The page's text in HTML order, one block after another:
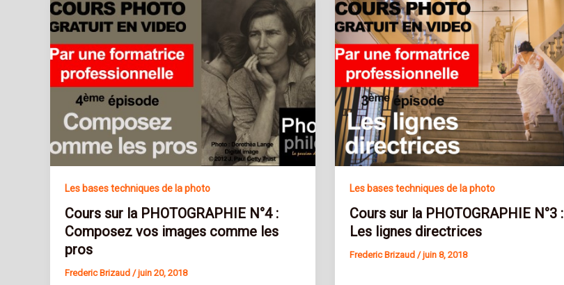
Les bases techniques de la photo
Cours sur la PHOTOGRAPHIE N°4 :
Composez vos images comme les
pros
Frederic Brizaud /juin 20, 2018
Les bases techniques de la photo
Cours sur la PHOTOGRAPHIE N°3 :
Les lignes directrices
Frederic Brizaud/juin 8, 2018